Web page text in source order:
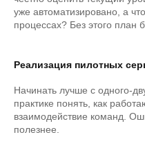
уже автоматизировано, а
процессах? Без этого план
Реализация пилотных
Начинать лучше с одного-
практике понять, как
взаимодействие команд.
полезнее.